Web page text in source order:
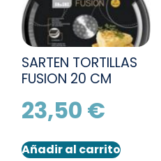
SARTEN TORTILLAS
FUSION 20 CM
23,50 €
Añadir al carrito